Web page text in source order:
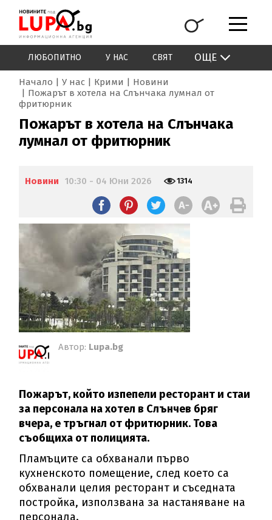
ЛЮБОПИТНО У НАС СВЯТ ОЩЕ
Начало У нас Крими
Новини
Пожарът в хотела на Слънчака лумнал от
фритюрник
Пожарът в хотела на Слънчака
лумнал от фритюрник
Новини 10:30 - 04 Юни 2026 1314
Автор: Lupa.bg
Пожарът, който изпепели ресторант и стаи
за персонала на хотел в Слънчев бряг
вчера, е тръгнал от фритюрник. Това
съобщиха от полицията.
Пламъците са обхванали първо
кухненското помещение, след което са
обхванали целия ресторант и съседната
постройка, използвана за настаняване на
персонала.